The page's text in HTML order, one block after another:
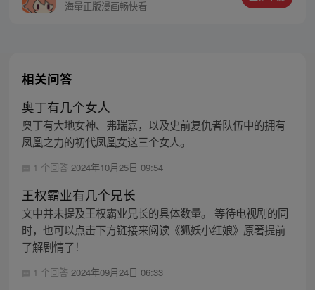
海量正版漫画畅快看
相关问答
奥丁有几个女人
奥丁有大地女神、弗瑞嘉，以及史前复仇者队伍中的拥有
凤凰之力的初代凤凰女这三个女人。
1 个回答 2024年10月25日 09:54
王权霸业有几个兄长
文中并未提及王权霸业兄长的具体数量。 等待电视剧的同
时，也可以点击下方链接来阅读《狐妖小红娘》原著提前
了解剧情了！
1 个回答 2024年09月24日 06:33